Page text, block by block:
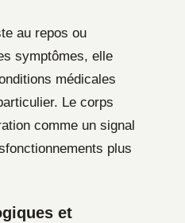
au repos ou
symptômes, elle
médicales
Le corps
comme un signal
plus
et